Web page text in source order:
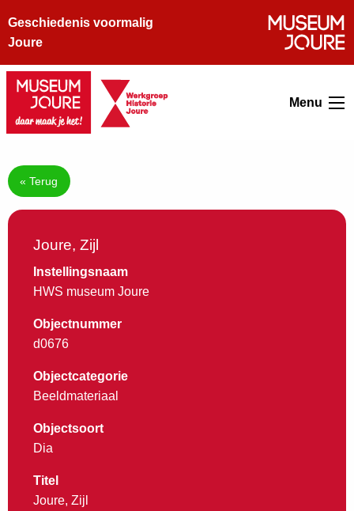
Geschiedenis voormalig
Joure
Menu
« Terug
Joure, Zijl
Instellingsnaam
HWS museum Joure
Objectnummer
d0676
Objectcategorie
Beeldmateriaal
Objectsoort
Dia
Titel
Joure, Zijl